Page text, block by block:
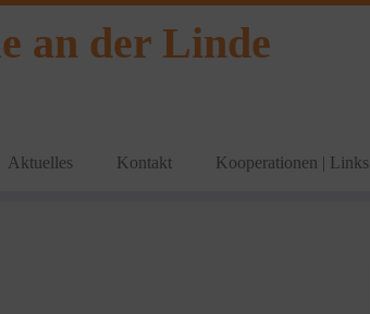
an der Linde
Aktuelles Kontakt Kooperationen | Links